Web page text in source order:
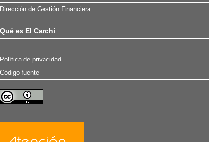
Dirección de Gestión Financiera
Qué es El Carchi
Política de privacidad
Código fuente